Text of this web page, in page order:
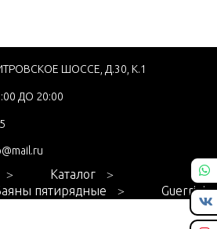
ШОССЕ, Д.30, К.1
ДО 20:00
Каталог
пятирядные Guerrini